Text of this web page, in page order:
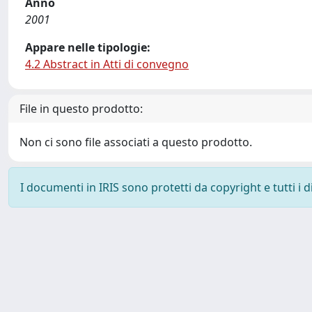
2001
Appare nelle tipologie:
4.2 Abstract in Atti di convegno
File in questo prodotto:
Non ci sono file associati a questo prodotto.
I documenti in IRIS sono protetti da copyright e tutti i